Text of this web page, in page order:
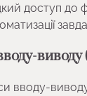
доступ до
вводу-